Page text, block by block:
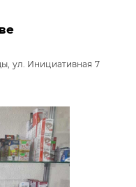
ул. Инициативная 7